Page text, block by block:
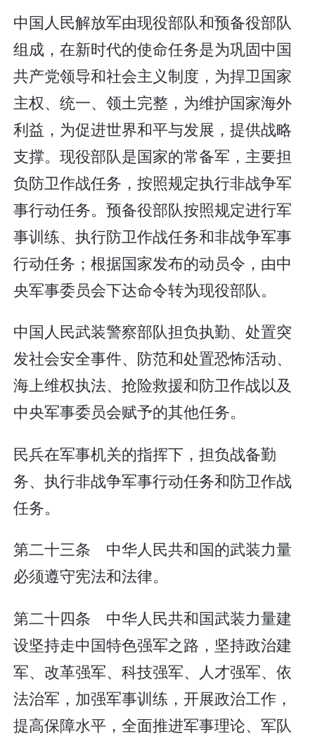
中国人民解放军由现役部队和预备役部队
组成，在新时代的使命任务是为巩固中国
共产党领导和社会主义制度，为捍卫国家
主权、统一、领土完整，为维护国家海外
利益，为促进世界和平与发展，提供战略
支撑。现役部队是国家的常备军，主要担
负防卫作战任务，按照规定执行非战争军
事行动任务。预备役部队按照规定进行军
事训练、执行防卫作战任务和非战争军事
行动任务；根据国家发布的动员令，由中
央军事委员会下达命令转为现役部队。
中国人民武装警察部队担负执勤、处置突
发社会安全事件、防范和处置恐怖活动、
海上维权执法、抢险救援和防卫作战以及
中央军事委员会赋予的其他任务。
民兵在军事机关的指挥下，担负战备勤
务、执行非战争军事行动任务和防卫作战
任务。
第二十三条 中华人民共和国的武装力量
必须遵守宪法和法律。
第二十四条 中华人民共和国武装力量建
设坚持走中国特色强军之路，坚持政治建
军、改革强军、科技强军、人才强军、依
法治军，加强军事训练，开展政治工作，
提高保障水平，全面推进军事理论、军队